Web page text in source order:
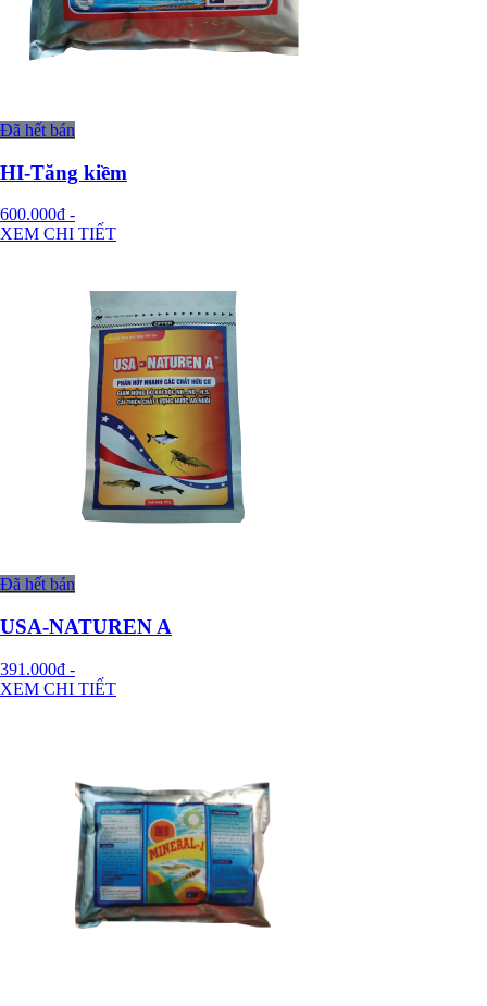
Đã hết bán
HI-Tăng kiềm
600.000đ -
XEM CHI TIẾT
Đã hết bán
USA-NATUREN A
391.000đ -
XEM CHI TIẾT